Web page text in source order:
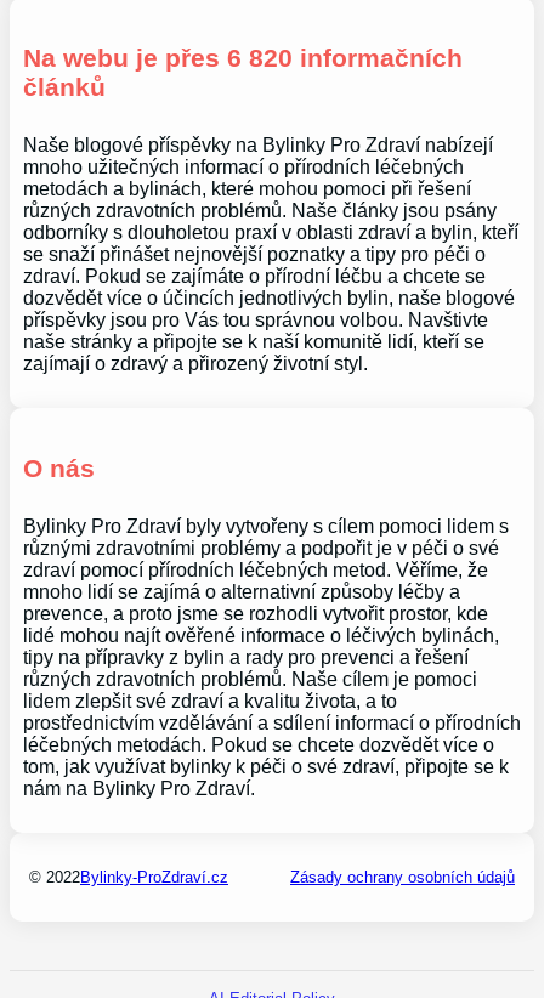
Na webu je přes 6 820 informačních
článků
Naše blogové příspěvky na Bylinky Pro Zdraví nabízejí
mnoho užitečných informací o přírodních léčebných
metodách a bylinách, které mohou pomoci při řešení
různých zdravotních problémů. Naše články jsou psány
odborníky s dlouholetou praxí v oblasti zdraví a bylin, kteří
se snaží přinášet nejnovější poznatky a tipy pro péči o
zdraví. Pokud se zajímáte o přírodní léčbu a chcete se
dozvědět více o účincích jednotlivých bylin, naše blogové
příspěvky jsou pro Vás tou správnou volbou. Navštivte
naše stránky a připojte se k naší komunitě lidí, kteří se
zajímají o zdravý a přirozený životní styl.
O nás
Bylinky Pro Zdraví byly vytvořeny s cílem pomoci lidem s
různými zdravotními problémy a podpořit je v péči o své
zdraví pomocí přírodních léčebných metod. Věříme, že
mnoho lidí se zajímá o alternativní způsoby léčby a
prevence, a proto jsme se rozhodli vytvořit prostor, kde
lidé mohou najít ověřené informace o léčivých bylinách,
tipy na přípravky z bylin a rady pro prevenci a řešení
různých zdravotních problémů. Naše cílem je pomoci
lidem zlepšit své zdraví a kvalitu života, a to
prostřednictvím vzdělávání a sdílení informací o přírodních
léčebných metodách. Pokud se chcete dozvědět více o
tom, jak využívat bylinky k péči o své zdraví, připojte se k
nám na Bylinky Pro Zdraví.
© 2022Bylinky-ProZdraví.cz Zásady ochrany osobních údajů